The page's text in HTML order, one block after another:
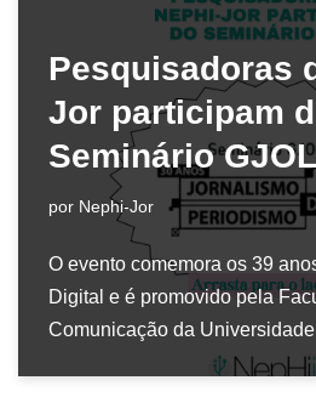
Pesquisadoras
Jor participam
Seminário GJOL
por Nephi-Jor
O evento comemora os 39
Digital e é promovido pela
Comunicação da